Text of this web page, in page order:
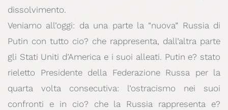
dissolvimento.
Veniamo all’oggi: da una parte la “nuova” Russia di
Putin con tutto cio? che rappresenta, dall’altra parte
gli Stati Uniti d’America e i suoi alleati. Putin e? stato
rieletto Presidente della Federazione Russa per la
quarta volta consecutiva: l’ostracismo nei suoi
confronti e in cio? che la Russia rappresenta e?